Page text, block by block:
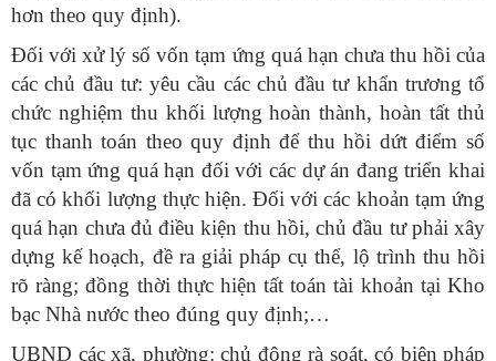
hơn theo quy định).
Đối với xử lý số vốn tạm ứng quá hạn chưa thu hồi của
các chủ đầu tư: yêu cầu các chủ đầu tư khẩn trương tổ
chức nghiệm thu khối lượng hoàn thành, hoàn tất thủ
tục thanh toán theo quy định để thu hồi dứt điểm số
vốn tạm ứng quá hạn đối với các dự án đang triển khai
đã có khối lượng thực hiện. Đối với các khoản tạm ứng
quá hạn chưa đủ điều kiện thu hồi, chủ đầu tư phải xây
dựng kế hoạch, đề ra giải pháp cụ thể, lộ trình thu hồi
rõ ràng; đồng thời thực hiện tất toán tài khoản tại Kho
bạc Nhà nước theo đúng quy định;…
UBND các xã, phường: chủ động rà soát, có biện pháp